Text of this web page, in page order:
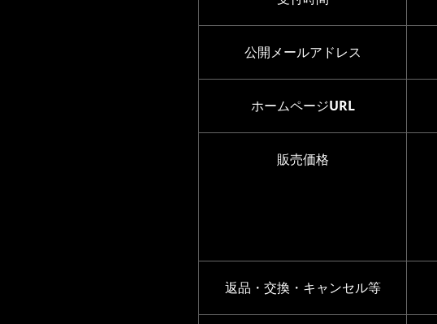
公開メールアドレス
ホームページURL
販売価格
返品・交換・キャンセル等